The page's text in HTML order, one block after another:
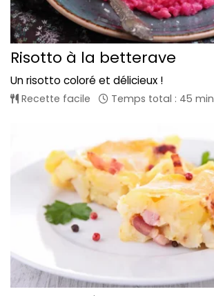
Risotto à la betterave
Un risotto coloré et délicieux !
Recette facile Temps total : 45 min